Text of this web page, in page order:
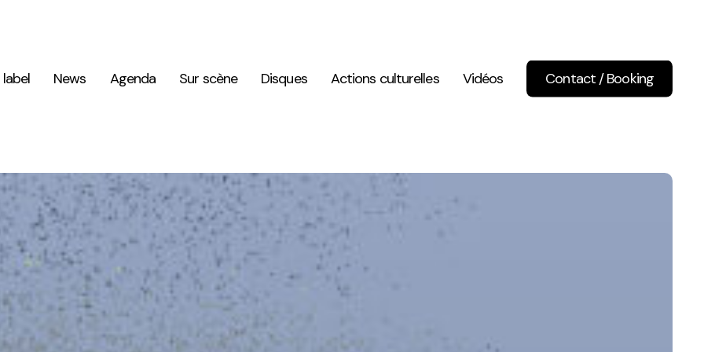
label
News Agenda Sur scène Disques Actions culturelles Vidéos Contact / Booking